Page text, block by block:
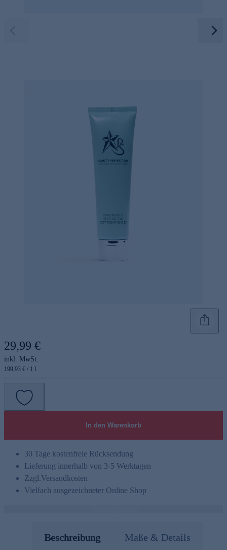
29,99 €
inkl. MwSt.
199,93 € / 1 l
In den Warenkorb
30 Tage kostenfreie Rücksendung
Lieferung innerhalb von 3-5 Werktagen
Zzgl.Versandkosten
Vielfach ausgezeichneter Online Shop
Beschreibung Maße & Details